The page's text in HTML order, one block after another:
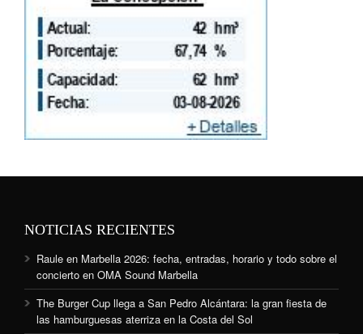
NOTICIAS RECIENTES
Raule en Marbella 2026: fecha, entradas, horario y todo sobre el
concierto en OMA Sound Marbella
The Burger Cup llega a San Pedro Alcántara: la gran fiesta de
las hamburguesas aterriza en la Costa del Sol